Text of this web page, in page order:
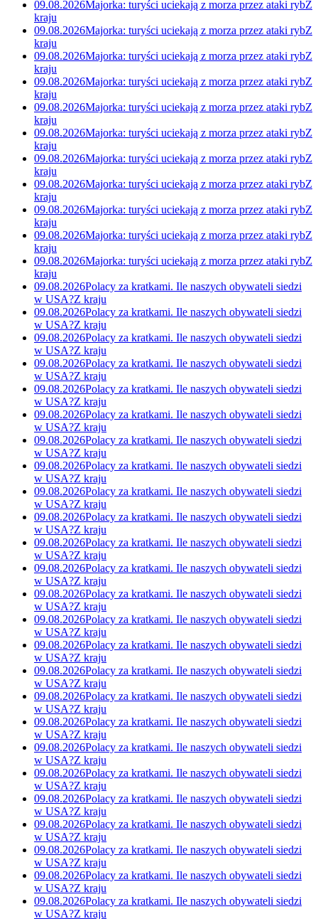
09.08.2026Majorka: turyści uciekają z morza przez ataki rybZ
kraju
09.08.2026Majorka: turyści uciekają z morza przez ataki rybZ
kraju
09.08.2026Majorka: turyści uciekają z morza przez ataki rybZ
kraju
09.08.2026Majorka: turyści uciekają z morza przez ataki rybZ
kraju
09.08.2026Majorka: turyści uciekają z morza przez ataki rybZ
kraju
09.08.2026Majorka: turyści uciekają z morza przez ataki rybZ
kraju
09.08.2026Majorka: turyści uciekają z morza przez ataki rybZ
kraju
09.08.2026Majorka: turyści uciekają z morza przez ataki rybZ
kraju
09.08.2026Majorka: turyści uciekają z morza przez ataki rybZ
kraju
09.08.2026Majorka: turyści uciekają z morza przez ataki rybZ
kraju
09.08.2026Majorka: turyści uciekają z morza przez ataki rybZ
kraju
09.08.2026Polacy za kratkami. Ile naszych obywateli siedzi
w USA?Z kraju
09.08.2026Polacy za kratkami. Ile naszych obywateli siedzi
w USA?Z kraju
09.08.2026Polacy za kratkami. Ile naszych obywateli siedzi
w USA?Z kraju
09.08.2026Polacy za kratkami. Ile naszych obywateli siedzi
w USA?Z kraju
09.08.2026Polacy za kratkami. Ile naszych obywateli siedzi
w USA?Z kraju
09.08.2026Polacy za kratkami. Ile naszych obywateli siedzi
w USA?Z kraju
09.08.2026Polacy za kratkami. Ile naszych obywateli siedzi
w USA?Z kraju
09.08.2026Polacy za kratkami. Ile naszych obywateli siedzi
w USA?Z kraju
09.08.2026Polacy za kratkami. Ile naszych obywateli siedzi
w USA?Z kraju
09.08.2026Polacy za kratkami. Ile naszych obywateli siedzi
w USA?Z kraju
09.08.2026Polacy za kratkami. Ile naszych obywateli siedzi
w USA?Z kraju
09.08.2026Polacy za kratkami. Ile naszych obywateli siedzi
w USA?Z kraju
09.08.2026Polacy za kratkami. Ile naszych obywateli siedzi
w USA?Z kraju
09.08.2026Polacy za kratkami. Ile naszych obywateli siedzi
w USA?Z kraju
09.08.2026Polacy za kratkami. Ile naszych obywateli siedzi
w USA?Z kraju
09.08.2026Polacy za kratkami. Ile naszych obywateli siedzi
w USA?Z kraju
09.08.2026Polacy za kratkami. Ile naszych obywateli siedzi
w USA?Z kraju
09.08.2026Polacy za kratkami. Ile naszych obywateli siedzi
w USA?Z kraju
09.08.2026Polacy za kratkami. Ile naszych obywateli siedzi
w USA?Z kraju
09.08.2026Polacy za kratkami. Ile naszych obywateli siedzi
w USA?Z kraju
09.08.2026Polacy za kratkami. Ile naszych obywateli siedzi
w USA?Z kraju
09.08.2026Polacy za kratkami. Ile naszych obywateli siedzi
w USA?Z kraju
09.08.2026Polacy za kratkami. Ile naszych obywateli siedzi
w USA?Z kraju
09.08.2026Polacy za kratkami. Ile naszych obywateli siedzi
w USA?Z kraju
09.08.2026Polacy za kratkami. Ile naszych obywateli siedzi
w USA?Z kraju